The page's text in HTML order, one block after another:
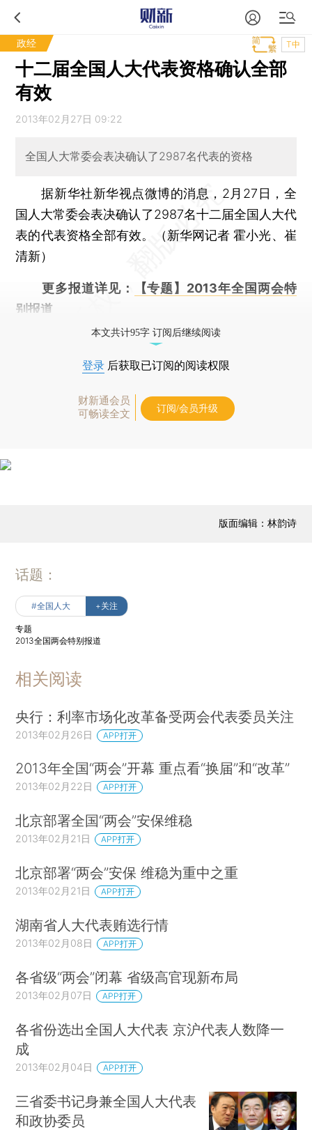
政经 T中
十二届全国人大代表资格确认全部
有效
2013年02月27日 09:22
全国人大常委会表决确认了2987名代表的资格
据新华社新华视点微博的消息，2月27日，全
国人大常委会表决确认了2987名十二届全国人大代
表的代表资格全部有效。（新华网记者 霍小光、崔
清新）
更多报道详见：
【专题】2013年全国两会特
别报道
本文共计95字 订阅后继续阅读
登录 后获取已订阅的阅读权限
财新通会员
可畅读全文
订阅/会员升级
版面编辑：林韵诗
话题：
#全国人大 +关注
专题
2013全国两会特别报道
相关阅读
央行：利率市场化改革备受两会代表委员关注
2013年02月26日 APP打开
2013年全国“两会”开幕 重点看“换届”和“改革”
2013年02月22日 APP打开
北京部署全国“两会”安保维稳
2013年02月21日 APP打开
北京部署“两会”安保 维稳为重中之重
2013年02月21日 APP打开
湖南省人大代表贿选行情
2013年02月08日 APP打开
各省级“两会”闭幕 省级高官现新布局
2013年02月07日 APP打开
各省份选出全国人大代表 京沪代表人数降一
成
2013年02月04日 APP打开
三省委书记身兼全国人大代表
和政协委员